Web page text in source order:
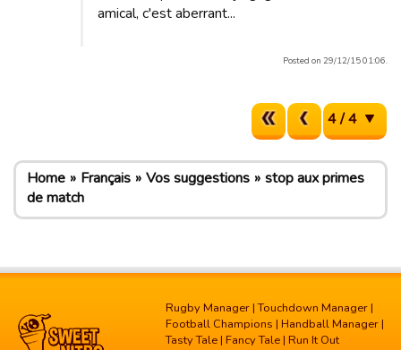
amical, c'est aberrant...
Posted on 29/12/15 01:06.
4 / 4
Home Français Vos suggestions
stop aux primes
de match
Rugby Manager |Touchdown Manager |
Football Champions | Handball Manager |
Tasty Tale | Fancy Tale | Run It Out